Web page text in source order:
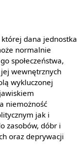
dana jednostka
normalnie
społeczeństwa,
wewnętrznych
wykluczonej
niemożność
jak i
zasobów, dóbr i
oraz deprywacji